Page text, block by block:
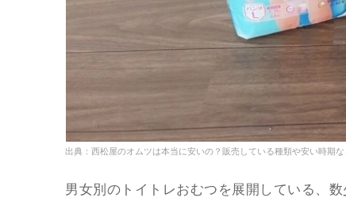
出典：西松屋のオムツは本当に安いの？販売している種類や安い時期な
男女別のトイトレおむつを展開している、